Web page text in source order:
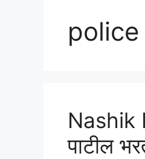
Nashik
पाटील